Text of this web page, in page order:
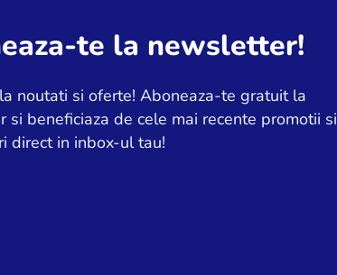
te la newsletter!
noutati si oferte! Aboneaza-te gratuit la
si beneficiaza de cele mai recente promotii si
direct in inbox-ul tau!